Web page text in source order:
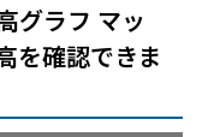
グラフ マッ
を確認できま